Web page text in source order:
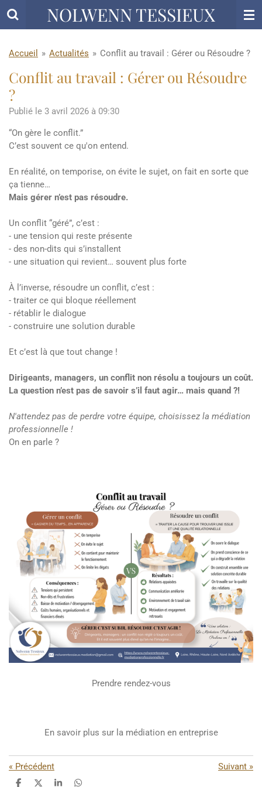
Passer
principal
NOLWENN TESSIEUX
Accueil » Actualités » Conflit au travail : Gérer ou Résoudre ?
Conflit au travail : Gérer ou Résoudre
?
Publié le 3 avril 2026 à 09:30
“On gère le conflit.”
C’est souvent ce qu'on entend.
En réalité, on temporise, on évite le sujet, on fait en sorte que
ça tienne…
Mais gérer n’est pas résoudre.
Un conflit “géré”, c’est :
- une tension qui reste présente
- des non-dits qui s’installent
- une situation qui revient… souvent plus forte
À l’inverse, résoudre un conflit, c’est :
- traiter ce qui bloque réellement
- rétablir le dialogue
- construire une solution durable
Et c’est là que tout change !
Dirigeants, managers, un conflit non résolu a toujours un coût.
La question n’est pas de savoir s’il faut agir… mais quand ?!
N'attendez pas de perdre votre équipe, choisissez la médiation
professionnelle !
On en parle ?
Prendre rendez-vous
En savoir plus sur la médiation en entreprise
« Précédent Suivant »